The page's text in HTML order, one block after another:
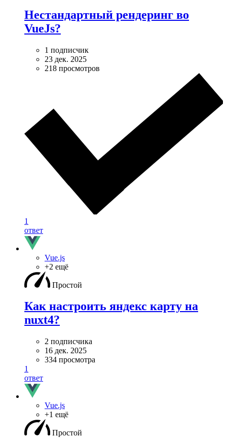
Нестандартный рендеринг во
VueJs?
1 подписчик
23 дек. 2025
218 просмотров
1
ответ
Vue.js
+2 ещё
Простой
Как настроить яндекс карту на
nuxt4?
2 подписчика
16 дек. 2025
334 просмотра
1
ответ
Vue.js
+1 ещё
Простой